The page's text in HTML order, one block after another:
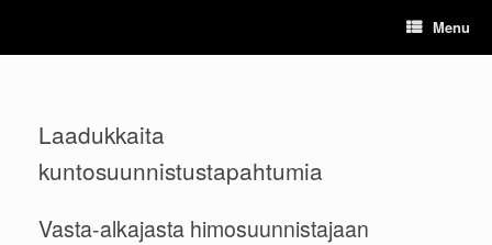
content
Menu
Laadukkaita
kuntosuunnistustapahtumia
Vasta-alkajasta himosuunnistajaan